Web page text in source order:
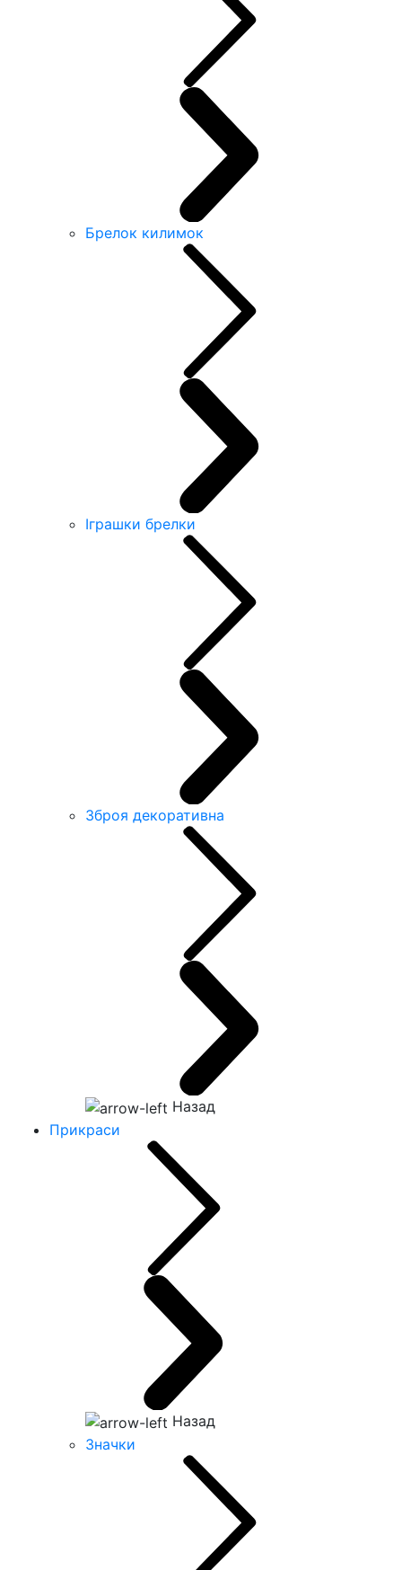
Брелок килимок
Іграшки брелки
Зброя декоративна
Назад
Прикраси
Назад
Значки